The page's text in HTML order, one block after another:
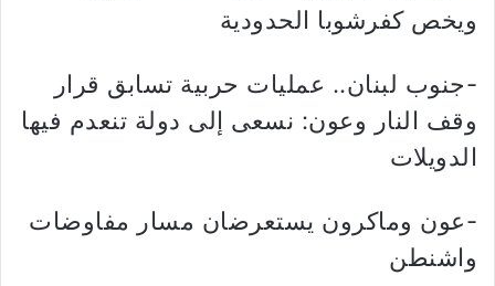
ويخص كفرشوبا الحدودية
-جنوب لبنان.. عمليات حربية تسابق قرار
وقف النار وعون: نسعى إلى دولة تنعدم فيها
الدويلات
-عون وماكرون يستعرضان مسار مفاوضات
واشنطن